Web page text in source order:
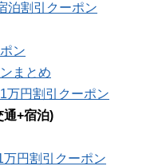
泊割引クーポン
ン
まとめ
万円割引クーポン
+宿泊)
円割引クーポン